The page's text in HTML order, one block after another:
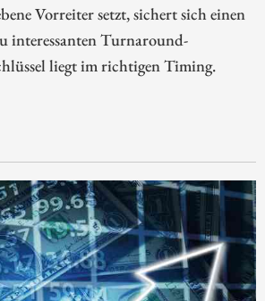
Vorreiter setzt, sichert sich einen
interessanten Turnaround-
liegt im richtigen Timing.